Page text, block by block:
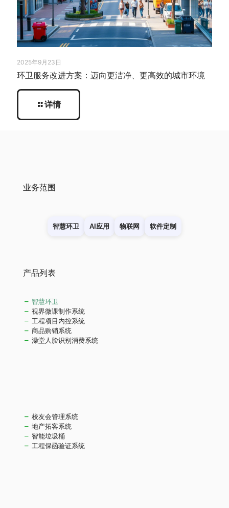
2025年9月23日
环卫服务改进方案：迈向更洁净、更高效的城市环境
详情
业务范围
智慧环卫 AI应用 物联网 软件定制
产品列表
智慧环卫
视界微课制作系统
工程项目内控系统
商品购销系统
澡堂人脸识别消费系统
校友会管理系统
地产拓客系统
智能垃圾桶
工程保函验证系统